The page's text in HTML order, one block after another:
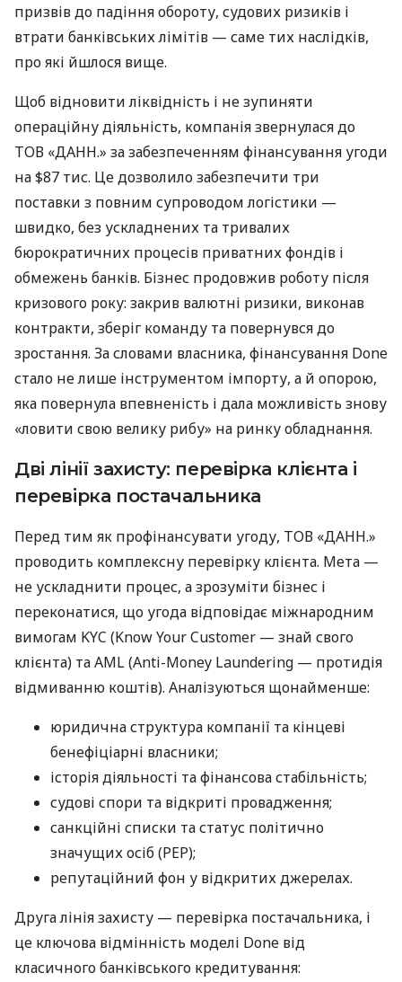
призвів до падіння обороту, судових ризиків і
втрати банківських лімітів — саме тих наслідків,
про які йшлося вище.
Щоб відновити ліквідність і не зупиняти
операційну діяльність, компанія звернулася до
ТОВ «ДАНН.» за забезпеченням фінансування угоди
на $87 тис. Це дозволило забезпечити три
поставки з повним супроводом логістики —
швидко, без ускладнених та тривалих
бюрократичних процесів приватних фондів і
обмежень банків. Бізнес продовжив роботу після
кризового року: закрив валютні ризики, виконав
контракти, зберіг команду та повернувся до
зростання. За словами власника, фінансування Done
стало не лише інструментом імпорту, а й опорою,
яка повернула впевненість і дала можливість знову
«ловити свою велику рибу» на ринку обладнання.
Дві лінії захисту: перевірка клієнта і
перевірка постачальника
Перед тим як профінансувати угоду, ТОВ «ДАНН.»
проводить комплексну перевірку клієнта. Мета —
не ускладнити процес, а зрозуміти бізнес і
переконатися, що угода відповідає міжнародним
вимогам KYC (Know Your Customer — знай свого
клієнта) та AML (Anti-Money Laundering — протидія
відмиванню коштів). Аналізуються щонайменше:
юридична структура компанії та кінцеві
бенефіціарні власники;
історія діяльності та фінансова стабільність;
судові спори та відкриті провадження;
санкційні списки та статус політично
значущих осіб (PEP);
репутаційний фон у відкритих джерелах.
Друга лінія захисту — перевірка постачальника, і
це ключова відмінність моделі Done від
класичного банківського кредитування: